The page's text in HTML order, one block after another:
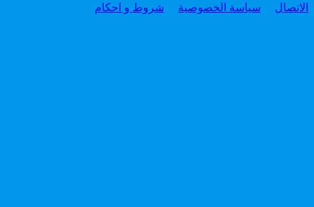
الاتصال سياسة الخصوصية شروط و احكام